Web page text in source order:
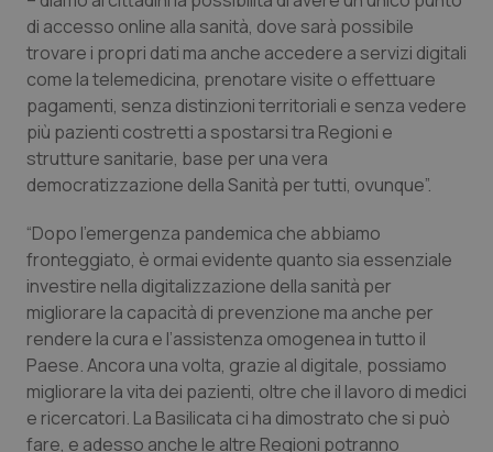
Veneto
Oncoematologia
Oncologia & Nutrizione
Psoriasi & pelle
Quotidiano Cardiologia
Quotidiano Chirurgia
Quotidiano Oncologia
Quotidiano Pediatria
Rene & patologie urogenitali
di accesso online alla sanità, dove sarà possibile
trovare i propri dati ma anche accedere a servizi digitali
come la telemedicina, prenotare visite o effettuare
pagamenti, senza distinzioni territoriali e senza vedere
più pazienti costretti a spostarsi tra Regioni e
strutture sanitarie, base per una vera
democratizzazione della Sanità per tutti, ovunque”.
“Dopo l’emergenza pandemica che abbiamo
fronteggiato, è ormai evidente quanto sia essenziale
investire nella digitalizzazione della sanità per
migliorare la capacità di prevenzione ma anche per
rendere la cura e l’assistenza omogenea in tutto il
Paese. Ancora una volta, grazie al digitale, possiamo
migliorare la vita dei pazienti, oltre che il lavoro di medici
e ricercatori. La Basilicata ci ha dimostrato che si può
fare, e adesso anche le altre Regioni potranno